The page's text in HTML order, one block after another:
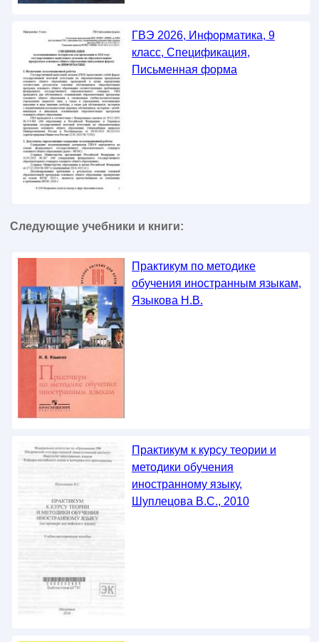
ГВЭ 2026, Информатика, 9
класс, Спецификация,
Письменная форма
Следующие учебники и книги:
Практикум по методике
обучения иностранным языкам,
Языкова Н.В.
Практикум к курсу теории и
методики обучения
иностранному языку,
Шуплецова В.С., 2010